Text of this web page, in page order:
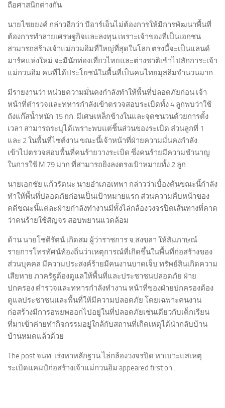
ถือศาสนิกต่างกัน
นายไชยยงค์ กล่าวอีกว่า บีอาร์เอ็นไม่ต้องการให้มีการพัฒนาพื้นที่
ต้องการทำลายเศรษฐกิจและลงทุน เพราะเจ้าของที่เป็นเอกชน
สามารถสร้างเจ้าแม่กวมอิมที่ใหญ่ที่สุดในโลก ตรงนี้จะเป็นแลนด์
มาร์คแห่งใหม่ จะมีนักท่องเที่ยวไทยและต่างชาติเข้าไปสักการะเจ้า
แม่กวนอิม คนที่ได้ประโยชน์ในพื้นที่เป็นคนไทยมุสลิมจำนวนมาก
มีรายงานว่า หน่วยความมั่นคงกำลังทำให้พื้นที่ปลอดภัยก่อน เจ้า
หน้าที่ตำรวจและทหารกำลังเข้าตรวจสอบระเบิดทั้ง 4 ลูกพบว่าใช้
ถังแก๊สน้ำหนัก 15 กก. มีเศษเหล็กข้างในและจุดชนวนด้วยการตั้ง
เวลา สามารถระบุได้เพราะพบแต่ชิ้นส่วนของระเบิด ส่วนลูกที่ 1
และ 2 ในพื้นที่ไซต์งาน ขณะนี้เจ้าหน้าที่ฝ่ายความมั่นคงกำลัง
เข้าไปตรวจสอบพื้นที่คนร้ายวางระเบิด ซึ่งคนร้ายมีความชำนาญ
ในการใช้ M 79 มาก ที่สามารถยิงลงตรงเป้าหมายทั้ง 2 ลูก
นายเอกชัย แก้วรัตนะ นายอำเภอเทพา กล่าวว่าเบื้องต้นขณะนี้กำลัง
ทำให้พื้นที่ปลอดภัยก่อนเป็นเป้าหมายแรก ส่วนความคืบหน้าของ
คดีขณะนี้แต่ละฝ่ายกำลังทำงานมีทั้งไล่กล้องวงจรปิดเส้นทางที่คาด
ว่าคนร้ายใช้สัญจร สอบพยานแวดล้อม
ด้าน นายโชติรัตน์ เกิดสม ผู้ว่าราชการ จ.สงขลา ให้สัมภาษณ์
รายการโทรทัศน์ท้องถิ่นว่าเหตุการณ์ที่เกิดขึ้นในพื้นที่ก่อสร้างของ
ส่วนบุคคล มีความประสงค์ร้ายมีคนงานบาดเจ็บ ทรัพย์สินเกิดความ
เสียหาย ภาครัฐต้องดูแลให้พื้นที่และประชาชนปลอดภัย ฝ่าย
ปกครอง ตำรวจและทหารกำลังทำงาน หน้าที่ของฝ่ายปกครองต้อง
ดูแลประชาชนและพื้นที่ให้มีความปลอดภัย โดยเฉพาะคนงาน
ก่อสร้างมีการอพยพออกไปอยู่ในที่ปลอดภัยเช่นเดียวกับเด็กเรียน
ที่มาเข้าค่ายทำกิจกรรมอยู่ใกล้กับสถานที่เกิดเหตุได้นำกลับบ้าน
บ้านหมดแล้วด้วย
The post จนท. เร่งหาหลักฐาน ไล่กล้องวงจรปิด หาเบาะแสเหตุ
ระเบิดแคมป์ก่อสร้างเจ้าแม่กวนอิม appeared first on .